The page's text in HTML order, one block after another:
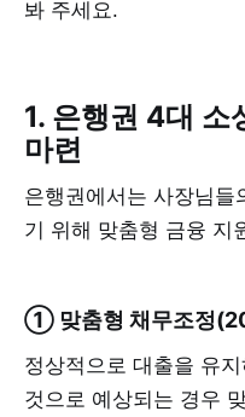
봐 주세요.
1. 은행권 4대 소
마련
은행권에서는 사장님들
기 위해 맞춤형 금융 지
① 맞춤형 채무조정
정상적으로 대출을 유
것으로 예상되는 경우